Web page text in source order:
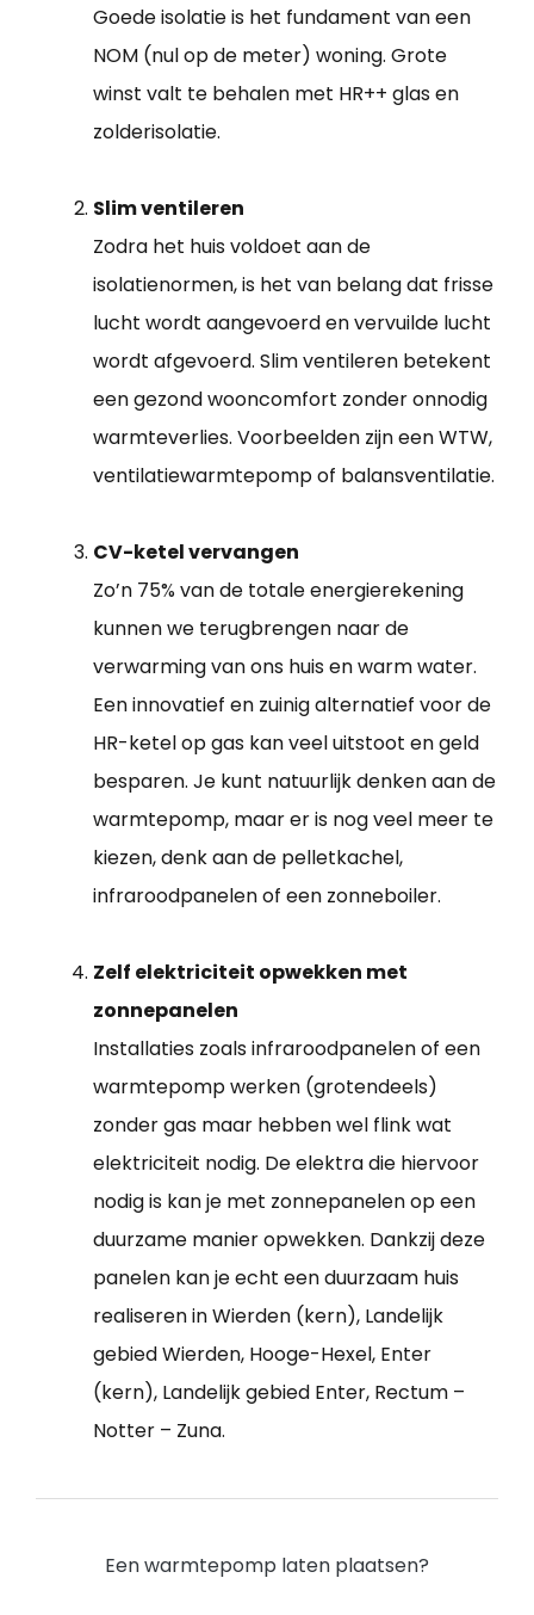
Goede isolatie is het fundament van een
NOM (nul op de meter) woning. Grote
winst valt te behalen met HR++ glas en
zolderisolatie.
Slim ventileren
Zodra het huis voldoet aan de
isolatienormen, is het van belang dat frisse
lucht wordt aangevoerd en vervuilde lucht
wordt afgevoerd. Slim ventileren betekent
een gezond wooncomfort zonder onnodig
warmteverlies. Voorbeelden zijn een WTW,
ventilatiewarmtepomp of balansventilatie.
CV-ketel vervangen
Zo’n 75% van de totale energierekening
kunnen we terugbrengen naar de
verwarming van ons huis en warm water.
Een innovatief en zuinig alternatief voor de
HR-ketel op gas kan veel uitstoot en geld
besparen. Je kunt natuurlijk denken aan de
warmtepomp, maar er is nog veel meer te
kiezen, denk aan de pelletkachel,
infraroodpanelen of een zonneboiler.
Zelf elektriciteit opwekken met
zonnepanelen
Installaties zoals infraroodpanelen of een
warmtepomp werken (grotendeels)
zonder gas maar hebben wel flink wat
elektriciteit nodig. De elektra die hiervoor
nodig is kan je met zonnepanelen op een
duurzame manier opwekken. Dankzij deze
panelen kan je echt een duurzaam huis
realiseren in Wierden (kern), Landelijk
gebied Wierden, Hooge-Hexel, Enter
(kern), Landelijk gebied Enter, Rectum –
Notter – Zuna.
Een warmtepomp laten plaatsen?